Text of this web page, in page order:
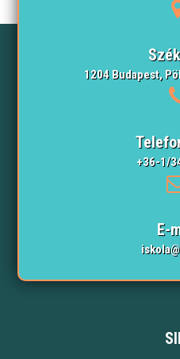
1204 Budapest,
+36-1/
E-